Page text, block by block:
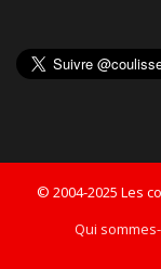
© 2004-2025 Les
Qui